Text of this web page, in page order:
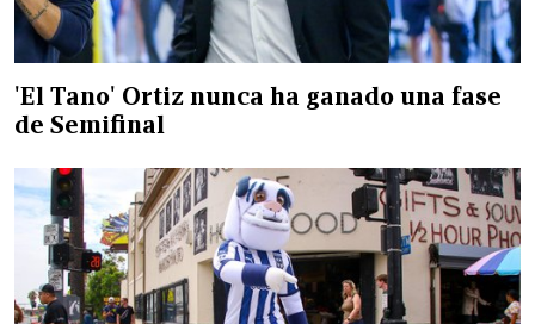
'El Tano' Ortiz nunca ha ganado una fase
de Semifinal